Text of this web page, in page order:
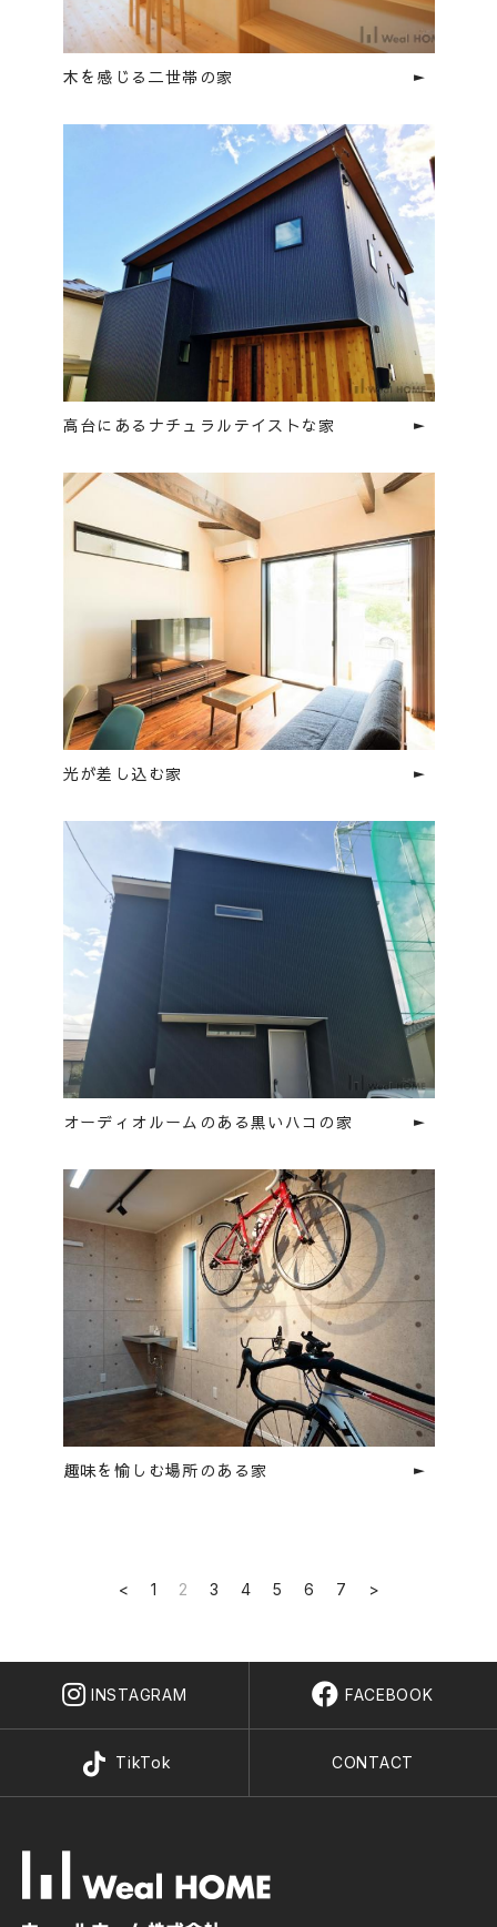
木を感じる二世帯の家
高台にあるナチュラルテイストな家
光が差し込む家
オーディオルームのある黒いハコの家
趣味を愉しむ場所のある家
< 1 2 3 4 5 6 7 >
INSTAGRAM FACEBOOK
TikTok CONTACT